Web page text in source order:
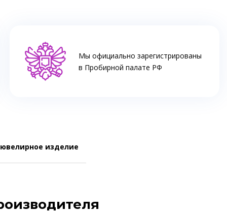
Мы официально зарегистрированы
в Пробирной палате РФ
изделие